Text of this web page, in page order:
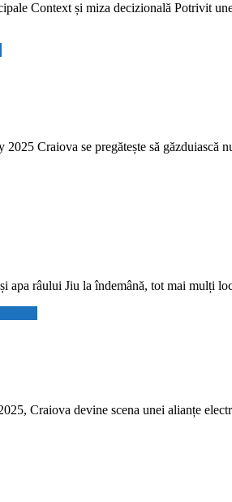
Context și miza decizională Potrivit
Craiova se pregătește să găzduiască
apa râului Jiu la îndemână, tot mai mulți
Craiova devine scena unei alianțe